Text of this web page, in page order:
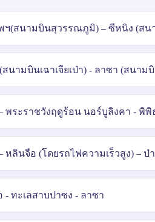
ฯ(สนามบินสุวรรณภูมิ) – ซีหนิง (สนา
นามบินเฉาเจียเป่า) - ลาซา (สนาม
พระราชวังฤดูร้อน นอร์บูลิงคา - พิ
หลินจือ (โดยรถไฟความเร็วสูง) –
- ทะเลสาบปาซง - ลาซา